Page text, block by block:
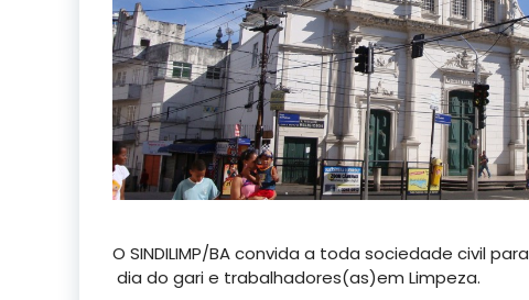
O SINDILIMP/BA convida a toda sociedade civil para
dia do gari e trabalhadores(as)em Limpeza.